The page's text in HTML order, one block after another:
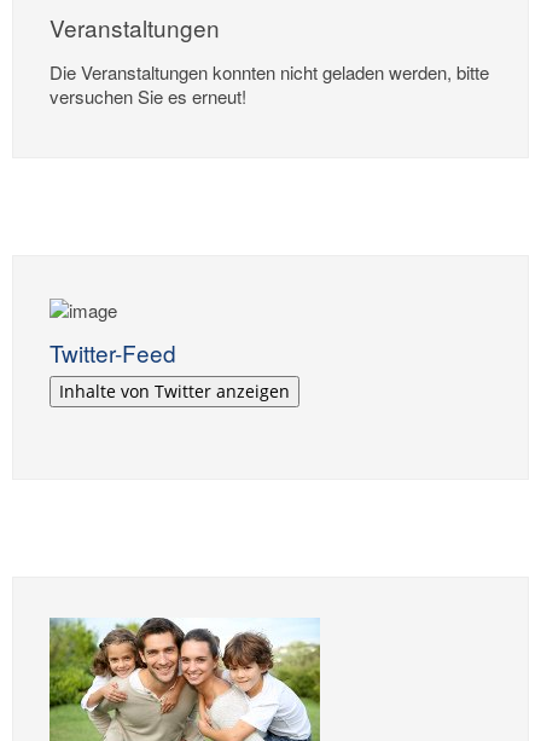
Veranstaltungen
Die Veranstaltungen konnten nicht geladen werden, bitte
versuchen Sie es erneut!
Twitter-Feed
Inhalte von Twitter anzeigen